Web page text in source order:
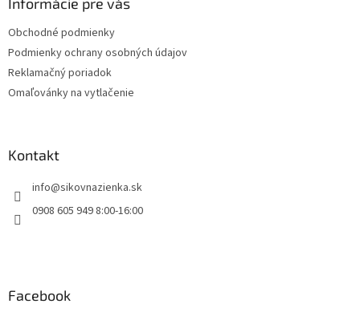
Obchodné podmienky
Podmienky ochrany osobných údajov
Reklamačný poriadok
Omaľovánky na vytlačenie
Kontakt
info@sikovnazienka.sk
0908 605 949 8:00-16:00
Facebook